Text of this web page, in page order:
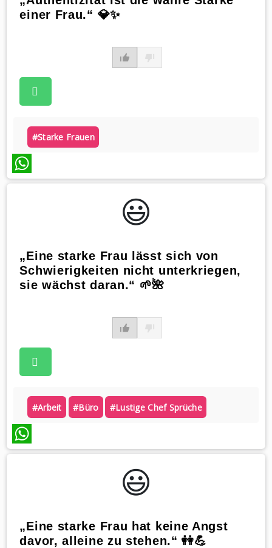
einer Frau.“ 💎✨
#starke Frauen
WhatsApp
😃️
„Eine starke Frau lässt sich von
Schwierigkeiten nicht unterkriegen,
sie wächst daran.“ 🌱🌺
#arbeit #büro #lustige Chef Sprüche
WhatsApp
😃️
„Eine starke Frau hat keine Angst
davor, alleine zu stehen.“ 👭💪